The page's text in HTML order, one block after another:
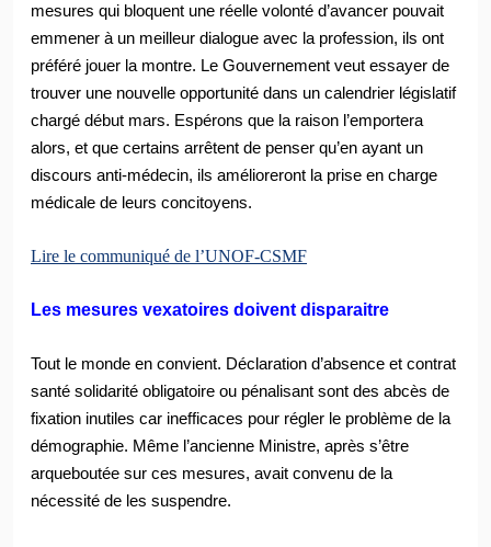
mesures qui bloquent une réelle volonté d’avancer pouvait
emmener à un meilleur dialogue avec la profession, ils ont
préféré jouer la montre. Le Gouvernement veut essayer de
trouver une nouvelle opportunité dans un calendrier législatif
chargé début mars. Espérons que la raison l’emportera
alors, et que certains arrêtent de penser qu’en ayant un
discours anti-médecin, ils amélioreront la prise en charge
médicale de leurs concitoyens.
Lire le communiqué de l’UNOF-CSMF
Les mesures vexatoires doivent disparaitre
Tout le monde en convient. Déclaration d’absence et contrat
santé solidarité obligatoire ou pénalisant sont des abcès de
fixation inutiles car inefficaces pour régler le problème de la
démographie. Même l’ancienne Ministre, après s’être
arqueboutée sur ces mesures, avait convenu de la
nécessité de les suspendre.